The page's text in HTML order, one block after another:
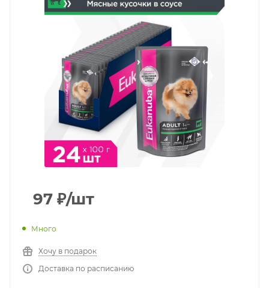
97 ₽/шт
Много
Хочу в подарок
Доставка по расписанию